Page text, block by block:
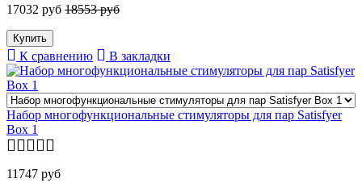
17032 руб 18553 руб
К сравнению В закладки
Набор многофункциональные стимуляторы для пар Satisfyer
Box 1
11747 руб